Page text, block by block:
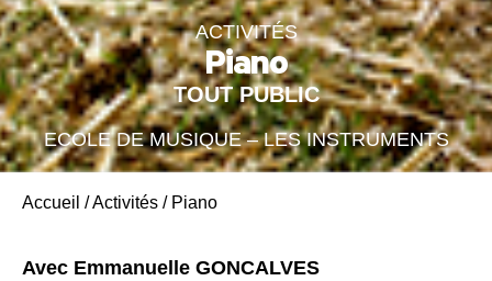
ACTIVITÉS
Piano
TOUT PUBLIC
ECOLE DE MUSIQUE – LES INSTRUMENTS
Accueil /Activités / Piano
Avec Emmanuelle GONCALVES